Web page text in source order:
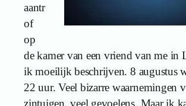
aantr
of
op
de kamer van een vriend van me in
ik moeilijk beschrijven. 8 augustus
22 uur. Veel bizarre waarnemingen
zintuigen, veel gevoelens. Maar ik